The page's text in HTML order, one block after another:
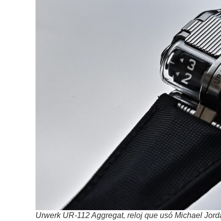
Urwerk UR-112 Aggregat, reloj que usó Michael